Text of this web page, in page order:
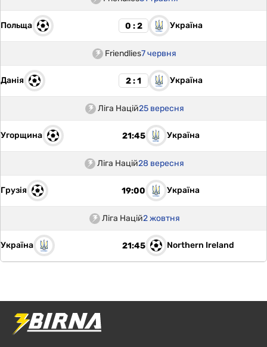
Польща 0 : 2 Україна
Friendlies7 червня
Данія 2 : 1 Україна
Ліга Націй25 вересня
Угорщина 21:45 Україна
Ліга Націй28 вересня
Грузія 19:00 Україна
Ліга Націй2 жовтня
Україна 21:45 Northern Ireland